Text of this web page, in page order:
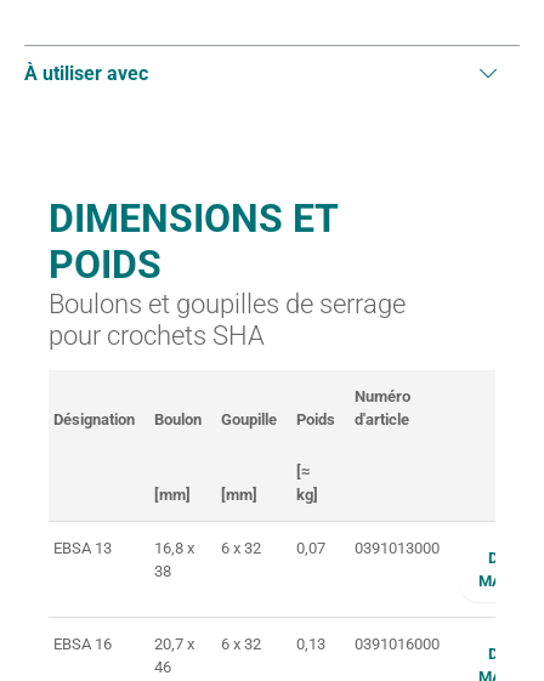
À utiliser avec
DIMENSIONS ET
POIDS
Boulons et goupilles de serrage
pour crochets SHA
Désignation Boulon Goupille Poids
Numéro
d'article
[mm] [mm]
[≈
kg]
EBSA 13
16,8 x
38
6 x 32 0,07 0391013000
EBSA 16
20,7 x
46
6 x 32 0,13 0391016000